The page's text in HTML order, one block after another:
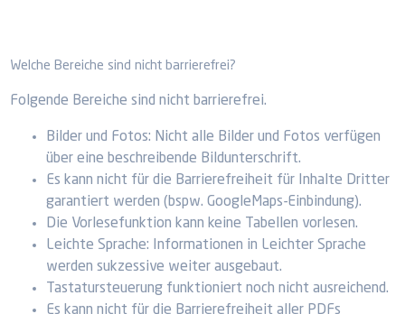
Welche Bereiche sind nicht barrierefrei?
Folgende Bereiche sind nicht barrierefrei.
Bilder und Fotos: Nicht alle Bilder und Fotos verfügen
über eine beschreibende Bildunterschrift.
Es kann nicht für die Barrierefreiheit für Inhalte Dritter
garantiert werden (bspw. GoogleMaps-Einbindung).
Die Vorlesefunktion kann keine Tabellen vorlesen.
Leichte Sprache: Informationen in Leichter Sprache
werden sukzessive weiter ausgebaut.
Tastatursteuerung funktioniert noch nicht ausreichend.
Es kann nicht für die Barrierefreiheit aller PDFs